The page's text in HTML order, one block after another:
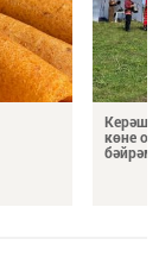
көне